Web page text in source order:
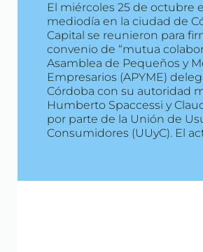
El miércoles 25 de octubre
mediodía en la ciudad de
Capital se reunieron para
convenio de “mutua
Asamblea de Pequeños y
Empresarios (APYME)
Córdoba con su autoridad
Humberto Spaccessi y
por parte de la Unión de
Consumidores (UUyC). El